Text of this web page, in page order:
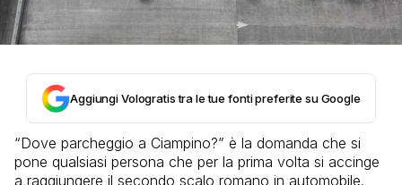
Aggiungi Vologratis tra le tue fonti preferite su Google
“Dove parcheggio a Ciampino?” è la domanda che si
pone qualsiasi persona che per la prima volta si accinge
a raggiungere il secondo scalo romano in automobile.